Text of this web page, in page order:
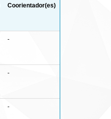
Coorientador(es)
-
-
-